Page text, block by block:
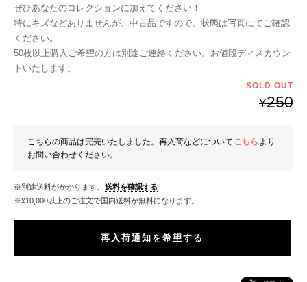
ぜひあなたのコレクションに加えてください！
特にキズなどありませんが、中古品ですので、状態は写真にてご確認
ください。
50枚以上購入ご希望の方は別途ご連絡ください。お値段ディスカウン
トいたします。
SOLD OUT
¥250
こちらの商品は完売いたしました。再入荷などについて こちら より
お問い合わせください。
※別途送料がかかります。 送料を確認する
※¥10,000以上のご注文で国内送料が無料になります。
再入荷通知を希望する